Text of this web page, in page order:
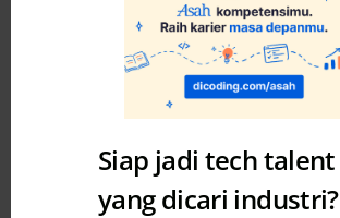
Story
Siap jadi tech talent
yang dicari industri?